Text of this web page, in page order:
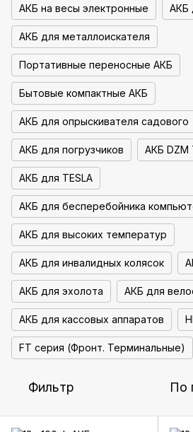
АКБ на весы электронные АКБ
АКБ для металлоискателя
Портативные переносные АКБ
Бытовые компактные АКБ
АКБ для опрыскивателя садового
АКБ для погрузчиков АКБ DZM
АКБ для TESLA
АКБ для бесперебойника
АКБ для высоких температур
АКБ для инвалидных колясок
АКБ для эхолота АКБ для
АКБ для кассовых аппаратов
FT серия (Фронт. Терминальные)
Фильтр По